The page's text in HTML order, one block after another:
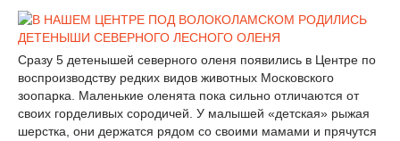
Сразу 5 детенышей северного оленя появились в Центре по
воспроизводству редких видов животных Московского
зоопарка. Маленькие оленята пока сильно отличаются от
своих горделивых сородичей. У малышей «детская» рыжая
шерстка, они держатся рядом со своими мамами и прячутся